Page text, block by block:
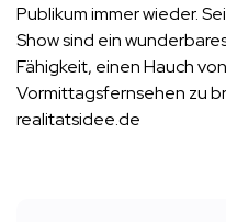
Publikum immer wieder.
Show sind ein
Fähigkeit, einen Hauch
Vormittagsfernsehen zu
realitatsidee.de